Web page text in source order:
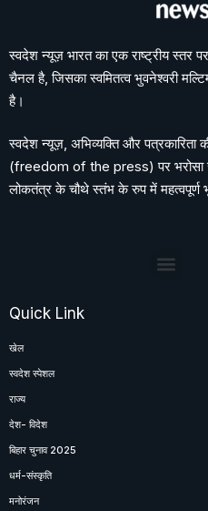
स्वदेश न्यूज़ भारत का एक राष्ट्रीय स्तर
चैनल है, जिसका स्वमितत्व भुवनेश्वरी
है।
स्वदेश न्यूज़, अभिव्यक्ति और
(freedom of the press) पर भरोसा
लोकतंत्र के चौथे स्तंभ के रुप में महत्वपूर्ण
Quick Link
खेल
स्वदेश स्पेशल
राज्य
देश- विदेश
बिहार चुनाव 2025
धर्म-संस्कृति
मनोरंजन